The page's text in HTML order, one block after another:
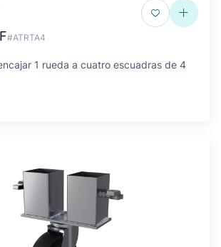
#ATRTA4
1 rueda a cuatro escuadras de 4